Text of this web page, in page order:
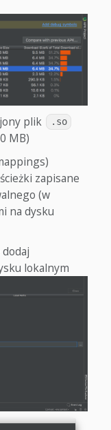
plik .so
MB)
zapisane
(w
na dysku
lokalnym